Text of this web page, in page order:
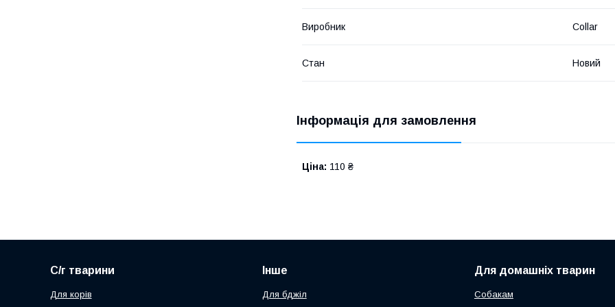
Виробник Collar
Стан Новий
Інформація для замовлення
Ціна: 110 ₴
С/г тварини
Для корів
Інше
Для бджіл
Для домашніх тварин
Собакам